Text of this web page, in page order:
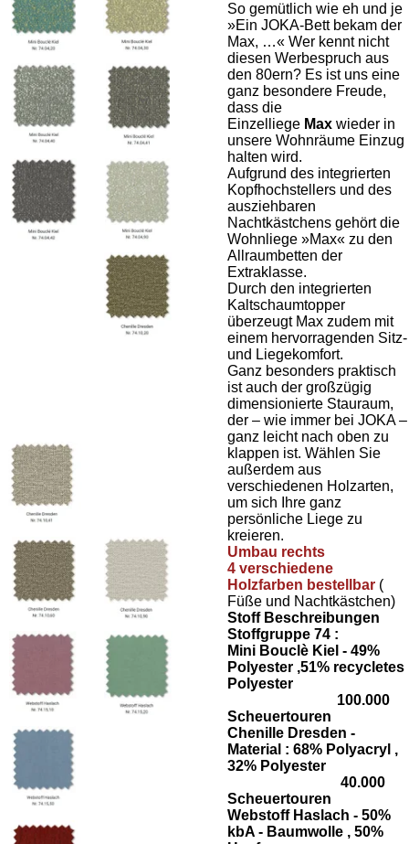
So gemütlich wie eh und je
»Ein JOKA-Bett bekam der
Max, …« Wer kennt nicht
diesen Werbespruch aus
den 80ern? Es ist uns eine
ganz besondere Freude,
dass die
Einzelliege Max wieder in
unsere Wohnräume Einzug
halten wird.
Aufgrund des integrierten
Kopfhochstellers und des
ausziehbaren
Nachtkästchens gehört die
Wohnliege »Max« zu den
Allraumbetten der
Extraklasse.
Durch den integrierten
Kaltschaumtopper
überzeugt Max zudem mit
einem hervorragenden Sitz-
und Liegekomfort.
Ganz besonders praktisch
ist auch der großzügig
dimensionierte Stauraum,
der – wie immer bei JOKA –
ganz leicht nach oben zu
klappen ist. Wählen Sie
außerdem aus
verschiedenen Holzarten,
um sich Ihre ganz
persönliche Liege zu
kreieren.
Umbau rechts
4 verschiedene
Holzfarben bestellbar (
Füße und Nachtkästchen)
Stoff Beschreibungen
Stoffgruppe 74 :
Mini Bouclè Kiel - 49%
Polyester ,51% recycletes
Polyester
100.000
Scheuertouren
Chenille Dresden -
Material : 68% Polyacryl ,
32% Polyester
40.000
Scheuertouren
Webstoff Haslach - 50%
kbA - Baumwolle , 50%